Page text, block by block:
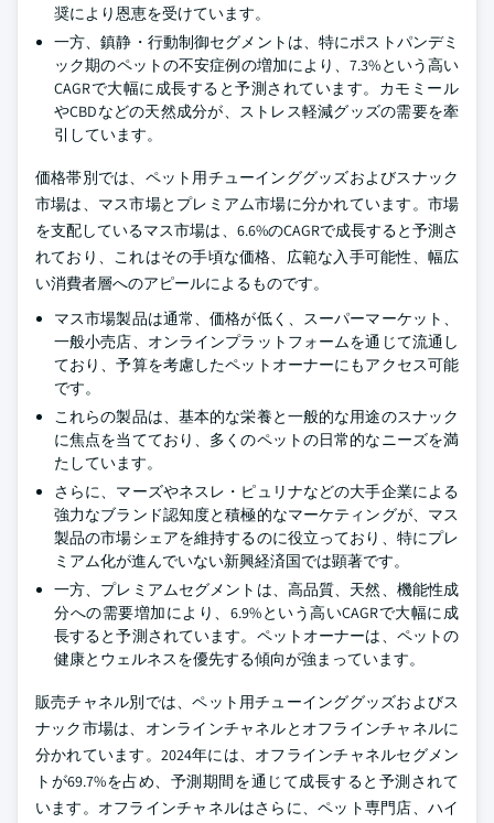
奨により恩恵を受けています。
一方、鎮静・行動制御セグメントは、特にポストパンデミ
ック期のペットの不安症例の増加により、7.3%という高い
CAGRで大幅に成長すると予測されています。カモミール
やCBDなどの天然成分が、ストレス軽減グッズの需要を牽
引しています。
価格帯別では、ペット用チューインググッズおよびスナック
市場は、マス市場とプレミアム市場に分かれています。市場
を支配しているマス市場は、6.6%のCAGRで成長すると予測さ
れており、これはその手頃な価格、広範な入手可能性、幅広
い消費者層へのアピールによるものです。
マス市場製品は通常、価格が低く、スーパーマーケット、
一般小売店、オンラインプラットフォームを通じて流通し
ており、予算を考慮したペットオーナーにもアクセス可能
です。
これらの製品は、基本的な栄養と一般的な用途のスナック
に焦点を当てており、多くのペットの日常的なニーズを満
たしています。
さらに、マーズやネスレ・ピュリナなどの大手企業による
強力なブランド認知度と積極的なマーケティングが、マス
製品の市場シェアを維持するのに役立っており、特にプレ
ミアム化が進んでいない新興経済国では顕著です。
一方、プレミアムセグメントは、高品質、天然、機能性成
分への需要増加により、6.9%という高いCAGRで大幅に成
長すると予測されています。ペットオーナーは、ペットの
健康とウェルネスを優先する傾向が強まっています。
販売チャネル別では、ペット用チューインググッズおよびス
ナック市場は、オンラインチャネルとオフラインチャネルに
分かれています。2024年には、オフラインチャネルセグメン
トが69.7%を占め、予測期間を通じて成長すると予測されて
います。オフラインチャネルはさらに、ペット専門店、ハイ